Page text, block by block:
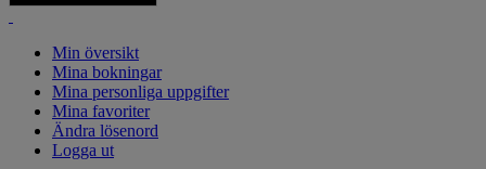
Min översikt
Mina bokningar
Mina personliga uppgifter
Mina favoriter
Ändra lösenord
Logga ut